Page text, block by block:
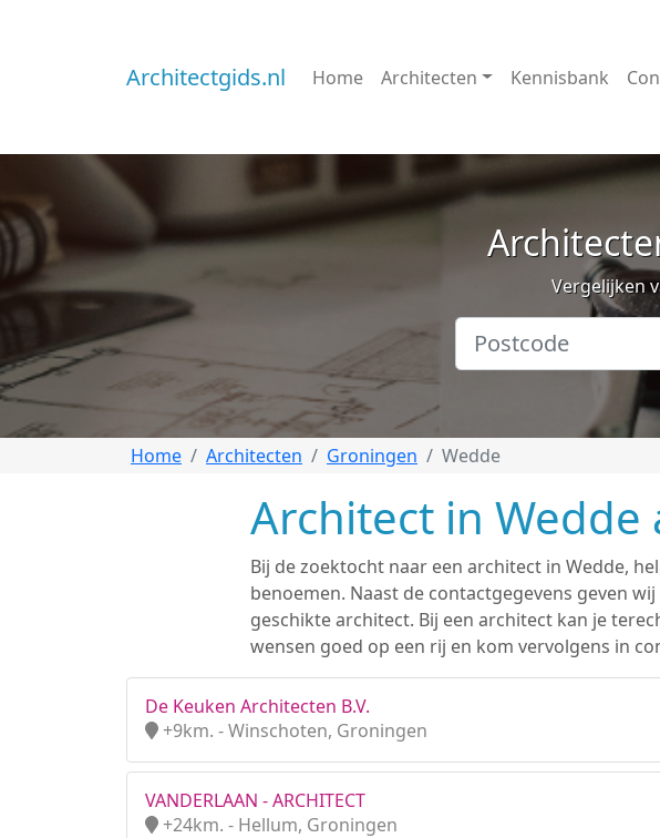
Architectgids.nl Home Architecten Kennisbank
Vergelijken
Home Architecten Groningen Wedde
Architect in Wedde
Bij de zoektocht naar een architect in Wedde,
benoemen. Naast de contactgegevens geven
geschikte architect. Bij een architect kan je
wensen goed op een rij en kom vervolgens in
De Keuken Architecten B.V.
+9km. - Winschoten, Groningen
VANDERLAAN - ARCHITECT
+24km. - Hellum, Groningen